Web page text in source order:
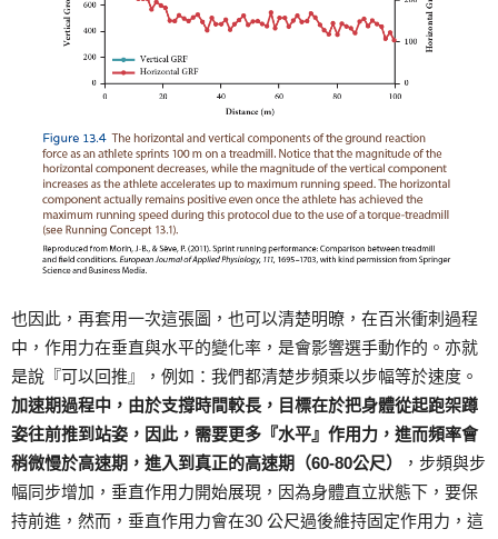
也因此，再套用一次這張圖，也可以清楚明暸，在百米衝刺過程
中，作用力在垂直與水平的變化率，是會影響選手動作的。亦就
是說『可以回推』，例如：我們都清楚步頻乘以步幅等於速度。
加速期過程中，由於支撐時間較長，目標在於把身體從起跑架蹲
姿往前推到站姿，因此，需要更多『水平』作用力，進而頻率會
稍微慢於高速期，進入到真正的高速期（60-80公尺）
，步頻與步
幅同步增加，垂直作用力開始展現，因為身體直立狀態下，要保
持前進，然而，垂直作用力會在30 公尺過後維持固定作用力，這